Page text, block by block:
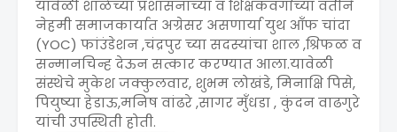
यावेळी शाळेच्या प्रशासनाच्या व शिक्षकवर्गाच्या वतीने
नेहमी समाजकार्यात अग्रेसर असणार्या युथ आँफ चांदा
(YOC) फांउंडेशन ,चंद्रपुर च्या सदस्यांचा शाल ,श्रिफळ व
सन्मानचिन्ह देऊन सत्कार करण्यात आला.यावेळी
संस्थेचे मुकेश जक्कुलवार, शुभम लोखंडे, मिनाक्षि पिसे,
पियुष्या हेडाऊ,मनिष वांढरे ,सागर मुँधडा , कुंदन वाढगुरे
यांची उपस्थिती होती.